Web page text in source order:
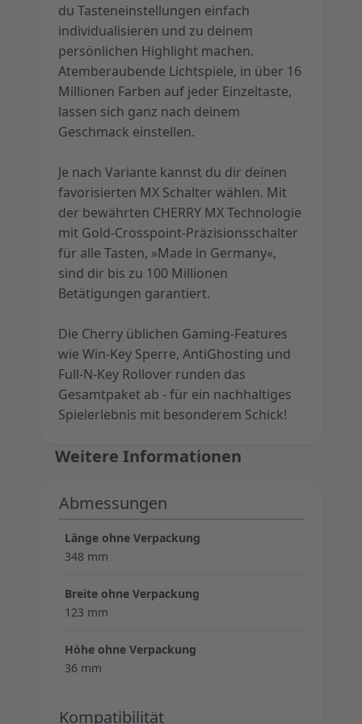
du Tasteneinstellungen einfach
individualisieren und zu deinem
persönlichen Highlight machen.
Atemberaubende Lichtspiele, in über 16
Millionen Farben auf jeder Einzeltaste,
lassen sich ganz nach deinem
Geschmack einstellen.
Je nach Variante kannst du dir deinen
favorisierten MX Schalter wählen. Mit
der bewährten CHERRY MX Technologie
mit Gold-Crosspoint-Präzisionsschalter
für alle Tasten, »Made in Germany«,
sind dir bis zu 100 Millionen
Betätigungen garantiert.
Die Cherry üblichen Gaming-Features
wie Win-Key Sperre, AntiGhosting und
Full-N-Key Rollover runden das
Gesamtpaket ab - für ein nachhaltiges
Spielerlebnis mit besonderem Schick!
Weitere Informationen
Abmessungen
Länge ohne Verpackung
348 mm
Breite ohne Verpackung
123 mm
Höhe ohne Verpackung
36 mm
Kompatibilität